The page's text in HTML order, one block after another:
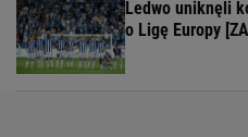
Ledwo uniknęli
o Ligę Europy